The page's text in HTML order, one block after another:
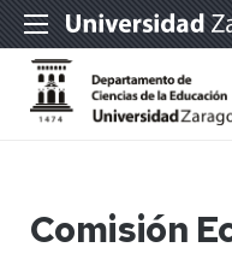
Comisión